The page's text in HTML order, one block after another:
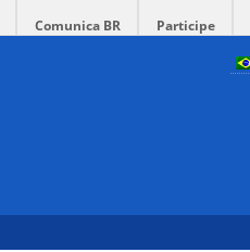
Comunica BR Participe